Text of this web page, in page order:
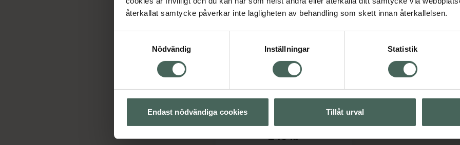
återkallat samtycke påverkar inte lagligheten av behandling som skett innan återkallelsen.
Nödvändig
Inställningar Statistik
Endast nödvändiga cookies Tillåt urval
5 av 5 i omdöme
Allergenius Cat
Specialschampo
Pris online
245 kr